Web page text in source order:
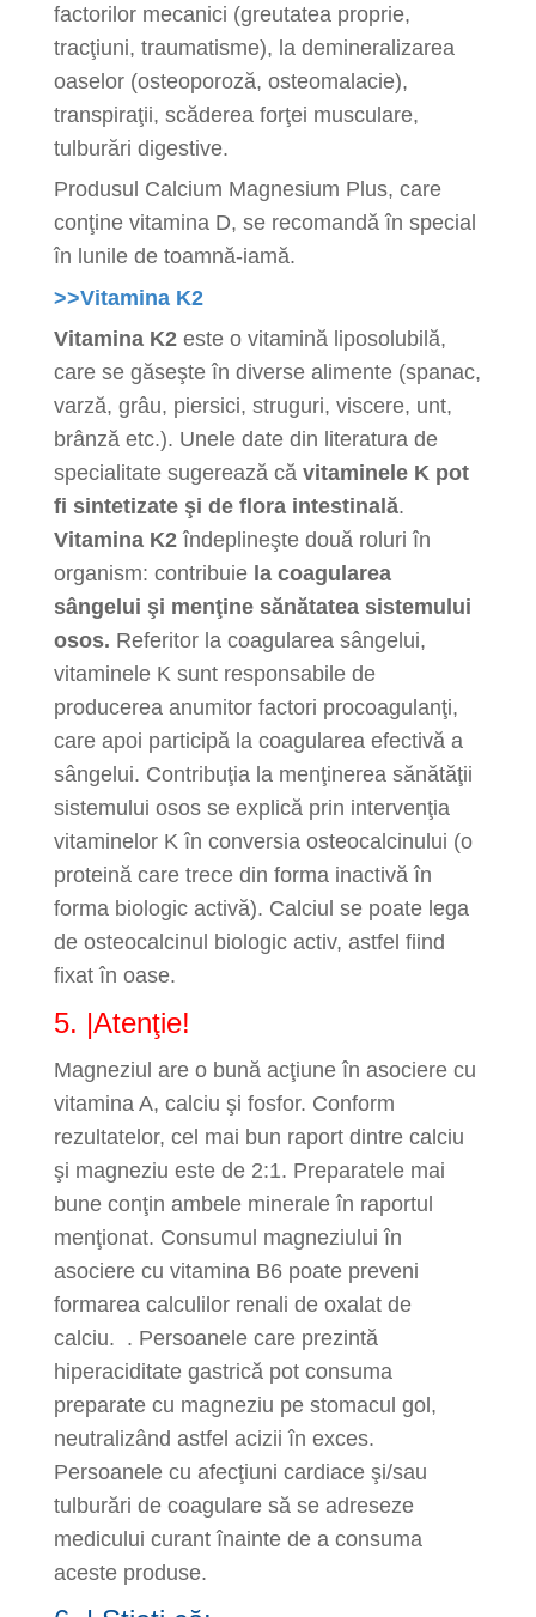
factorilor mecanici (greutatea proprie,
tracţiuni, traumatisme), la demineralizarea
oaselor (osteoporoză, osteomalacie),
transpiraţii, scăderea forţei musculare,
tulburări digestive.
Produsul Calcium Magnesium Plus, care
conţine vitamina D, se recomandă în special
în lunile de toamnă-iamă.
>>Vitamina K2
Vitamina K2 este o vitamină liposolubilă,
care se găseşte în diverse alimente (spanac,
varză, grâu, piersici, struguri, viscere, unt,
brânză etc.). Unele date din literatura de
specialitate sugerează că vitaminele K pot
fi sintetizate şi de flora intestinală.
Vitamina K2îndeplineşte două roluri în
organism: contribuie la coagularea
sângelui şi menţine sănătatea sistemului
osos. Referitor la coagularea sângelui,
vitaminele K sunt responsabile de
producerea anumitor factori procoagulanţi,
care apoi participă la coagularea efectivă a
sângelui. Contribuţia la menţinerea sănătăţii
sistemului osos se explică prin intervenţia
vitaminelor K în conversia osteocalcinului (o
proteină care trece din forma inactivă în
forma biologic activă). Calciul se poate lega
de osteocalcinul biologic activ, astfel fiind
fixat în oase.
5. |Atenţie!
Magneziul are o bună acţiune în asociere cu
vitamina A, calciu şi fosfor. Conform
rezultatelor, cel mai bun raport dintre calciu
şi magneziu este de 2:1. Preparatele mai
bune conţin ambele minerale în raportul
menţionat. Consumul magneziului în
asociere cu vitamina B6 poate preveni
formarea calculilor renali de oxalat de
calciu. . Persoanele care prezintă
hiperaciditate gastrică pot consuma
preparate cu magneziu pe stomacul gol,
neutralizând astfel acizii în exces.
Persoanele cu afecţiuni cardiace şi/sau
tulburări de coagulare să se adreseze
medicului curant înainte de a consuma
aceste produse.